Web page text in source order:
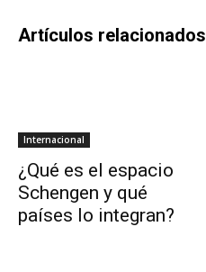
Artículos relacionados
Internacional
¿Qué es el espacio
Schengen y qué
países lo integran?